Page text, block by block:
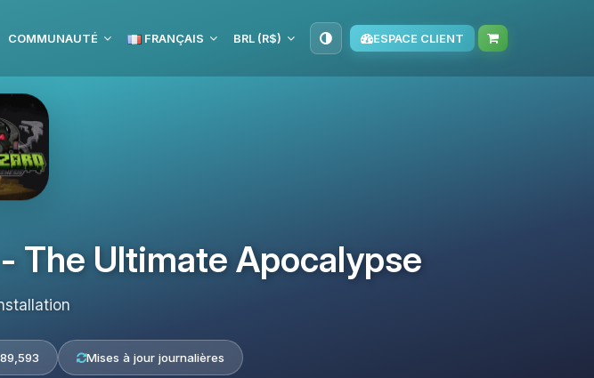
COMMUNAUTÉ FRANÇAIS BRL (R$) ESPACE CLIENT
The Ultimate Apocalypse
Mises à jour journalières